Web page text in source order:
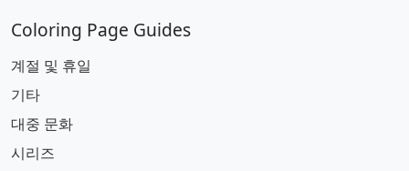
Coloring Page Guides
계절 및 휴일
기타
대중 문화
시리즈